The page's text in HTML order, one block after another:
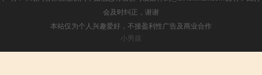
会及时纠正，谢谢
本站仅为个人兴趣爱好，不接盈利性广告及商业合作
小男孩